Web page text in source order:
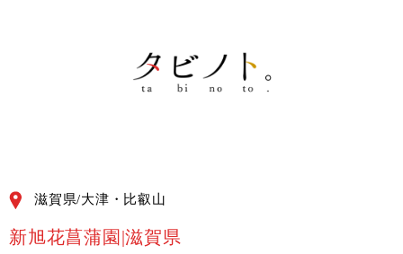
滋賀県/大津・比叡山
新旭花菖蒲園|滋賀県